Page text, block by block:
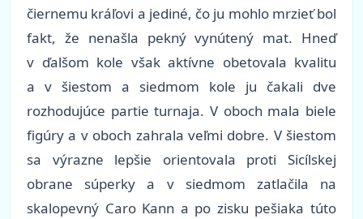
čiernemu kráľovi a jediné, čo ju mohlo mrzieť bol
fakt, že nenašla pekný vynútený mat. Hneď
v ďalšom kole však aktívne obetovala kvalitu
a v šiestom a siedmom kole ju čakali dve
rozhodujúce partie turnaja. V oboch mala biele
figúry a v oboch zahrala veľmi dobre. V šiestom
sa výrazne lepšie orientovala proti Sicílskej
obrane súperky a v siedmom zatlačila na
skalopevný Caro Kann a po zisku pešiaka túto